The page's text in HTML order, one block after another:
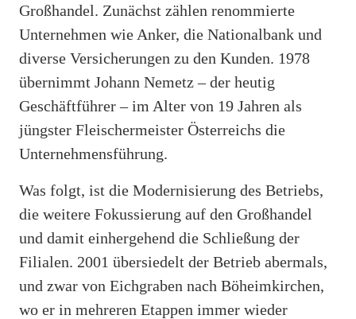
Großhandel. Zunächst zählen renommierte
Unternehmen wie Anker, die Nationalbank und
diverse Versicherungen zu den Kunden. 1978
übernimmt Johann Nemetz – der heutig
Geschäftführer – im Alter von 19 Jahren als
jüngster Fleischermeister Österreichs die
Unternehmensführung.
Was folgt, ist die Modernisierung des Betriebs,
die weitere Fokussierung auf den Großhandel
und damit einhergehend die Schließung der
Filialen. 2001 übersiedelt der Betrieb abermals,
und zwar von Eichgraben nach Böheimkirchen,
wo er in mehreren Etappen immer wieder